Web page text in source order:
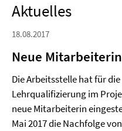
Aktuelles
18.08.2017
Neue
Die Arbeitsstelle hat für
Lehrqualifizierung im
neue Mitarbeiterin
Mai 2017 die Nachfolge